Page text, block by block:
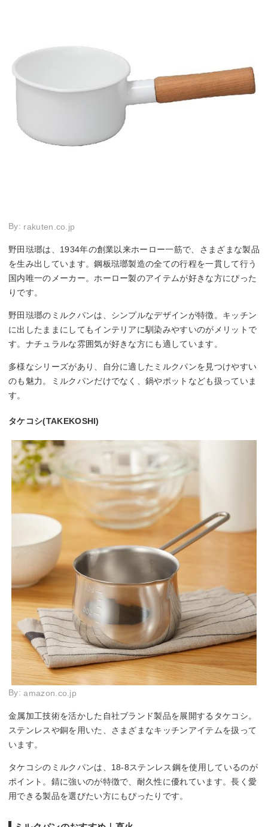
By: rakuten.co.jp
野田琺瑯は、1934年の創業以来ホーロー一筋で、さまざまな製品
を生み出しています。鋼板琺瑯製造の全ての行程を一貫して行う
国内唯一のメーカー。ホーロー製のアイテムが好きな方にぴった
りです。
野田琺瑯のミルクパンは、シンプルなデザインが特徴。キッチン
に出したままにしてもインテリアに馴染みやすいのがメリットで
す。ナチュラルな雰囲気が好きな方にも適しています。
多様なシリーズがあり、自分に適したミルクパンを見つけやすい
のも魅力。ミルクパンだけでなく、鍋やポットなども扱っていま
す。
タケコシ(TAKEKOSHI)
By:amazon.co.jp
金属加工技術を活かした自社ブランド製品を展開するタケコシ。
ステンレスや銅を用いた、さまざまなキッチンアイテムを扱って
います。
タケコシのミルクパンは、18-8ステンレス鋼を使用しているのが
ポイント。錆に強いのが特徴で、耐久性に優れています。長く愛
用できる製品を選びたい方にもぴったりです。